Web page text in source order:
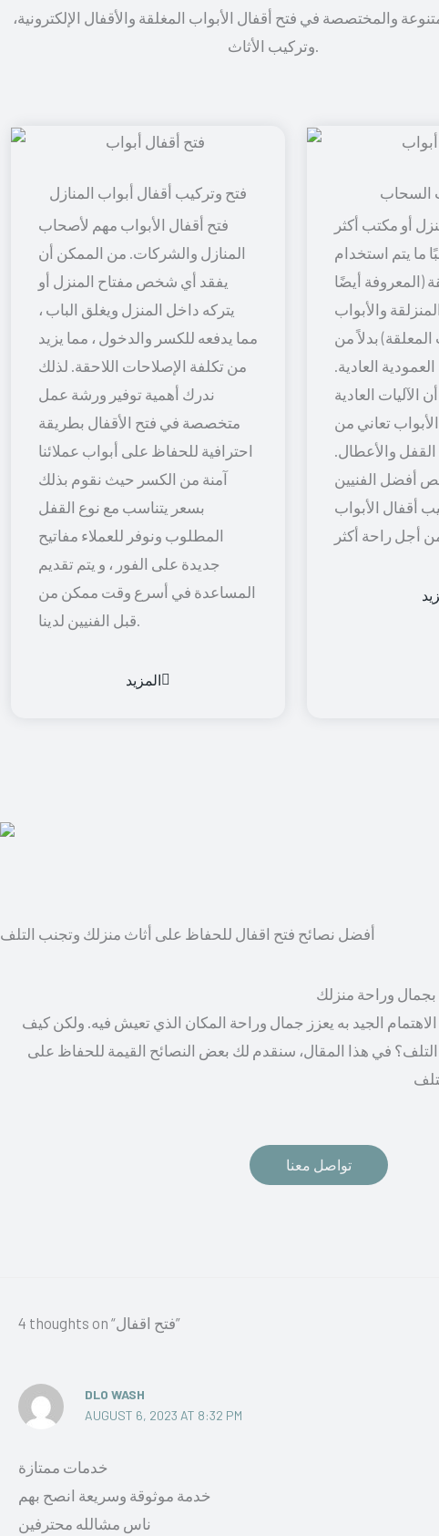
والمختصصة في فتح أقفال الأبواب المغلقة والأقفال الإلكترونية،
وتركيب الأثاث.
فتح وتركيب أقفال أبواب المنازل
فتح أقفال الأبواب مهم لأصحاب
المنازل والشركات. من الممكن أن
يفقد أي شخص مفتاح المنزل أو
يتركه داخل المنزل ويغلق الباب ،
مما يدفعه للكسر والدخول ، مما يزيد
من تكلفة الإصلاحات اللاحقة. لذلك
ندرك أهمية توفير ورشة عمل
متخصصة في فتح الأقفال بطريقة
احترافية للحفاظ على أبواب عملائنا
آمنة من الكسر حيث نقوم بذلك
بسعر يتناسب مع نوع القفل
المطلوب ونوفر للعملاء مفاتيح
جديدة على الفور ، و يتم تقديم
المساعدة في أسرع وقت ممكن من
قبل الفنيين لدينا.
المزيد
السحاب
أو مكتب أكثر
ما يتم استخدام
(المعروفة أيضًا
والأبواب
المعلقة) بدلاً من
العادية.
العادية
تعاني من
والأعطال.
أفضل الفنيين
أقفال الأبواب
أفضل نصائح فتح اقفال للحفاظ على أثاث منزلك وتجنب التلف
بجمال وراحة منزلك
الجيد به يعزز جمال وراحة المكان الذي تعيش فيه. ولكن كيف
في هذا المقال، سنقدم لك بعض النصائح القيمة للحفاظ على
تواصل معنا
4 thoughts on “فتح اقفال”
DLO WASH
AUGUST 6, 2023 AT 8:32 PM
خدمات ممتازة
خدمة موثوقة وسريعة انصح بهم
ناس مشالله محترفين